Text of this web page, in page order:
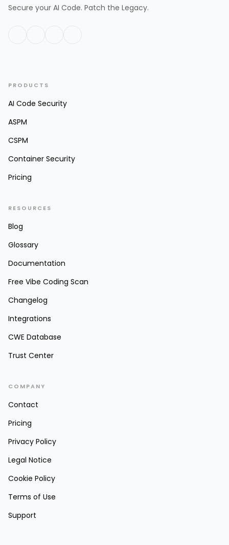
Secure your AI Code. Patch the Legacy.
PRODUCTS
AI Code Security
ASPM
CSPM
Container Security
Pricing
RESOURCES
Blog
Glossary
Documentation
Free Vibe Coding Scan
Changelog
Integrations
CWE Database
Trust Center
COMPANY
Contact
Pricing
Privacy Policy
Legal Notice
Cookie Policy
Terms of Use
Support